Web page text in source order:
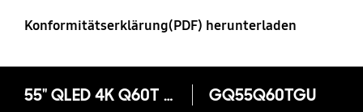
Konformitätserklärung(PDF) herunterladen
55" QLED 4K Q60T (2020) GQ55Q60TGU